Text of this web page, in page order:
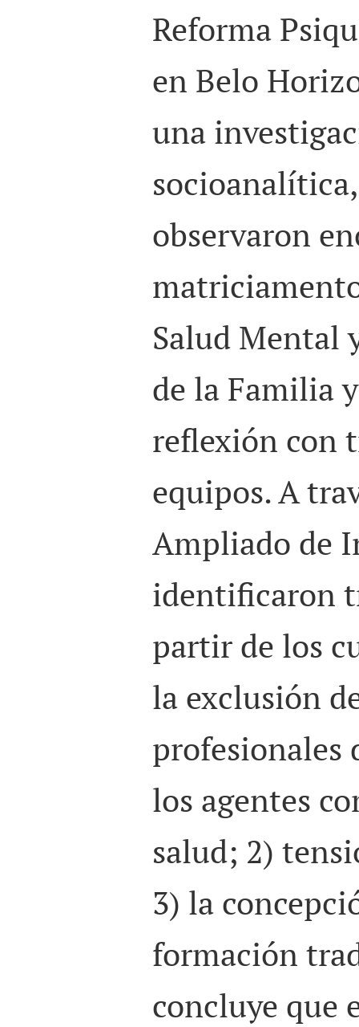
Reforma
en Belo
una
observaron
Salud Mental
de la Familia
reflexión con
equipos. A
Ampliado de
identificaron
partir de los
la exclusión
profesionales
los agentes
salud; 2)
3) la
formación
concluye que